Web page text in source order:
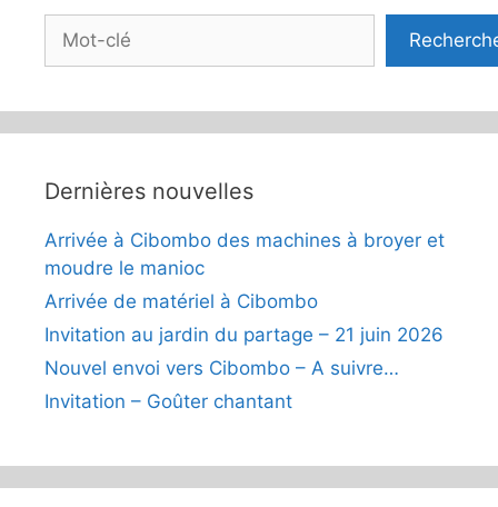
Rechercher
Dernières nouvelles
Arrivée à Cibombo des machines à broyer et
moudre le manioc
Arrivée de matériel à Cibombo
Invitation au jardin du partage – 21 juin 2026
Nouvel envoi vers Cibombo – A suivre…
Invitation – Goûter chantant